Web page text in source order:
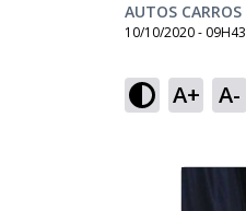
AUTOS CARROS
10/10/2020 - 09H43
A+ A-